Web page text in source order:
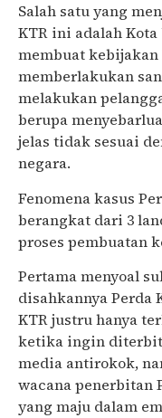
Salah satu yang
KTR ini adalah
membuat
memberlakukan
melakukan
berupa
jelas tidak sesuai
negara.
Fenomena kasus
berangkat dari 3
proses pembuatan
Pertama menyoal
disahkannya Perda
KTR justru hanya
ketika ingin
media antirokok,
wacana penerbitan
yang maju dalam